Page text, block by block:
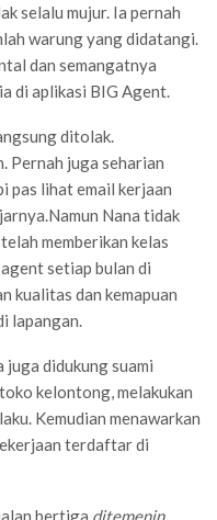
selalu mujur. Ia pernah
warung yang didatangi.
dan semangatnya
di aplikasi BIG Agent.
ditolak.
Pernah juga seharian
pas lihat email kerjaan
Nana tidak
memberikan kelas
setiap bulan di
kualitas dan kemapuan
lapangan.
juga didukung suami
kelontong, melakukan
Kemudian menawarkan
terdaftar di
bertiga ditemenin